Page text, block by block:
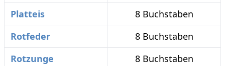
Platteis
8 Buchstaben
Rotfeder
8 Buchstaben
Rotzunge
8 Buchstaben